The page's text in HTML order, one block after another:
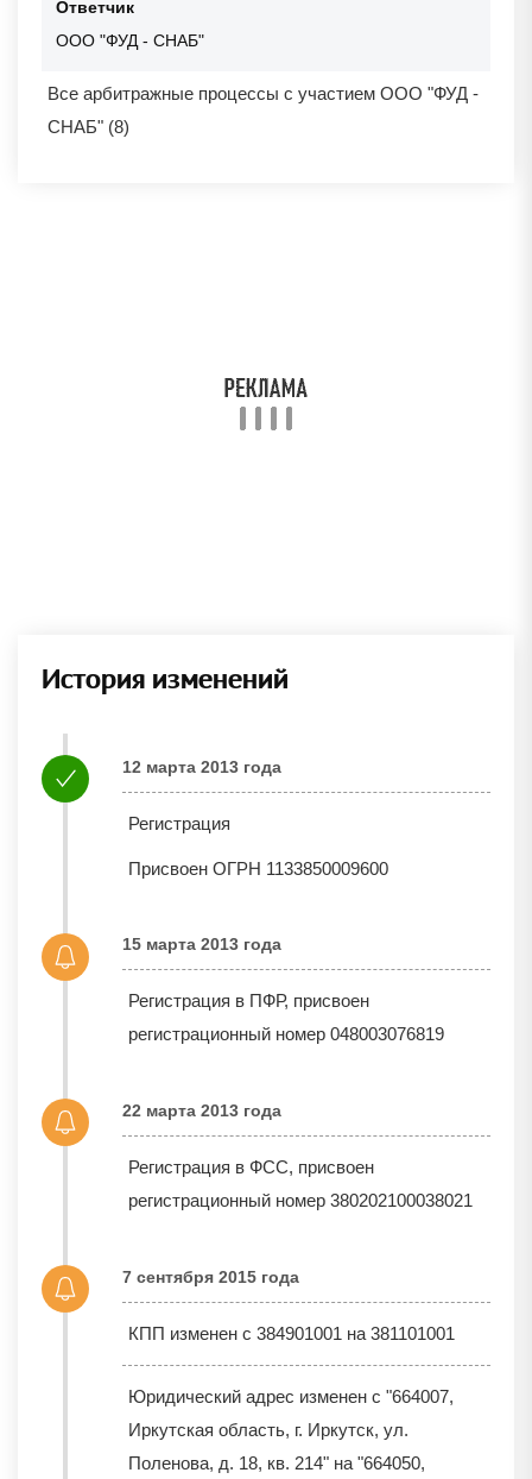
Ответчик
ООО "ФУД - СНАБ"
Все арбитражные процессы с участием ООО "ФУД -
СНАБ" (8)
История изменений
12 марта 2013 года
Регистрация
Присвоен ОГРН 1133850009600
15 марта 2013 года
Регистрация в ПФР, присвоен
регистрационный номер 048003076819
22 марта 2013 года
Регистрация в ФСС, присвоен
регистрационный номер 380202100038021
7 сентября 2015 года
КПП изменен с 384901001 на 381101001
Юридический адрес изменен с "664007,
Иркутская область, г. Иркутск, ул.
Поленова, д. 18, кв. 214" на "664050,